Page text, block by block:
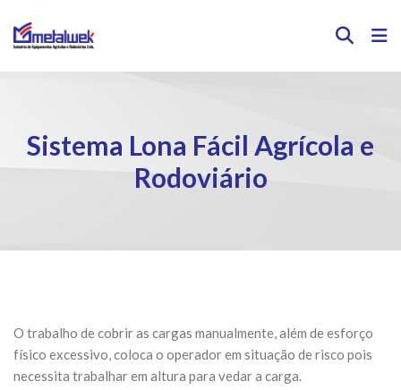
Sistema Lona Fácil Agrícola e
Rodoviário
O trabalho de cobrir as cargas manualmente, além de esforço
físico excessivo, coloca o operador em situação de risco pois
necessita trabalhar em altura para vedar a carga.